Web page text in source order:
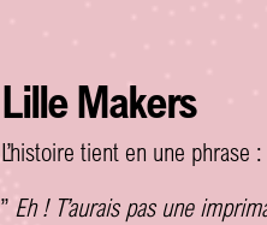
Lille Makers
L’histoire tient en une phrase :
” Eh ! T’aurais pas une